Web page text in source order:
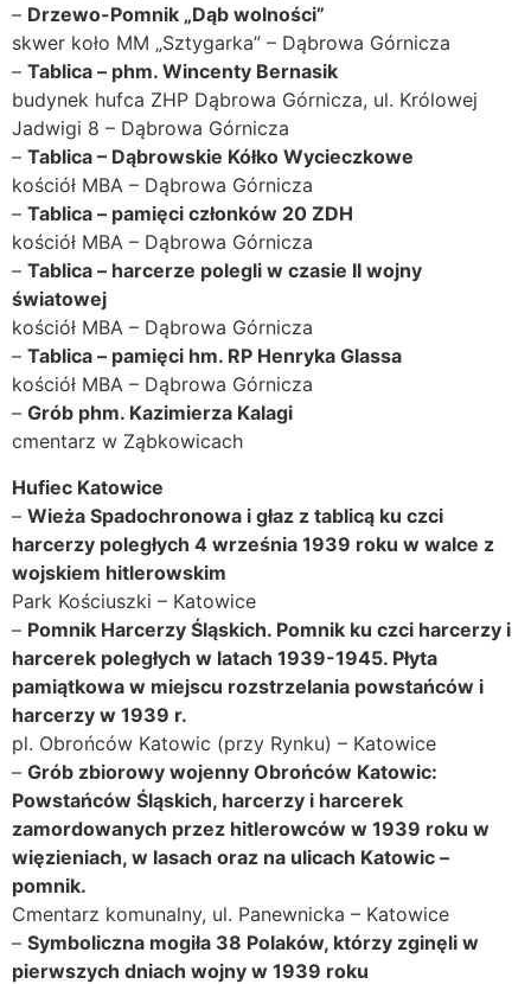
– Drzewo-Pomnik „Dąb wolności”
skwer koło MM „Sztygarka” – Dąbrowa Górnicza
– Tablica – phm. Wincenty Bernasik
budynek hufca ZHP Dąbrowa Górnicza, ul. Królowej
Jadwigi 8 – Dąbrowa Górnicza
– Tablica – Dąbrowskie Kółko Wycieczkowe
kościół MBA – Dąbrowa Górnicza
– Tablica – pamięci członków 20 ZDH
kościół MBA – Dąbrowa Górnicza
– Tablica – harcerze polegli w czasie II wojny
światowej
kościół MBA – Dąbrowa Górnicza
– Tablica – pamięci hm. RP Henryka Glassa
kościół MBA – Dąbrowa Górnicza
– Grób phm. Kazimierza Kalagi
cmentarz w Ząbkowicach
Hufiec Katowice
– Wieża Spadochronowa i głaz z tablicą ku czci
harcerzy poległych 4 września 1939 roku w walce z
wojskiem hitlerowskim
Park Kościuszki – Katowice
– Pomnik Harcerzy Śląskich. Pomnik ku czci harcerzy i
harcerek poległych w latach 1939-1945. Płyta
pamiątkowa w miejscu rozstrzelania powstańców i
harcerzy w 1939 r.
pl. Obrońców Katowic (przy Rynku) – Katowice
– Grób zbiorowy wojenny Obrońców Katowic:
Powstańców Śląskich, harcerzy i harcerek
zamordowanych przez hitlerowców w 1939 roku w
więzieniach, w lasach oraz na ulicach Katowic –
pomnik.
Cmentarz komunalny, ul. Panewnicka – Katowice
– Symboliczna mogiła 38 Polaków, którzy zginęli w
pierwszych dniach wojny w 1939 roku